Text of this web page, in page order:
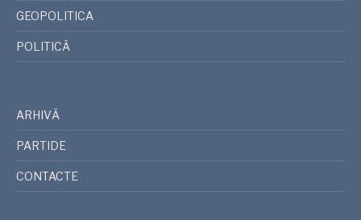
GEOPOLITICA
POLITICĂ
ARHIVĂ
PARTIDE
CONTACTE